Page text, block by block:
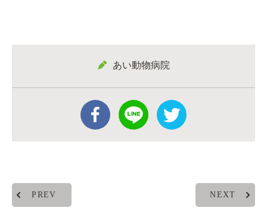
あい動物病院
PREV NEXT